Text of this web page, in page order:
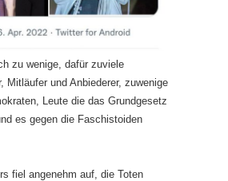
zu wenige, dafür zuviele
Mitläufer und Anbiederer, zuwenige
Leute die das Grundgesetz
es gegen die Faschistoiden
fiel angenehm auf, die Toten